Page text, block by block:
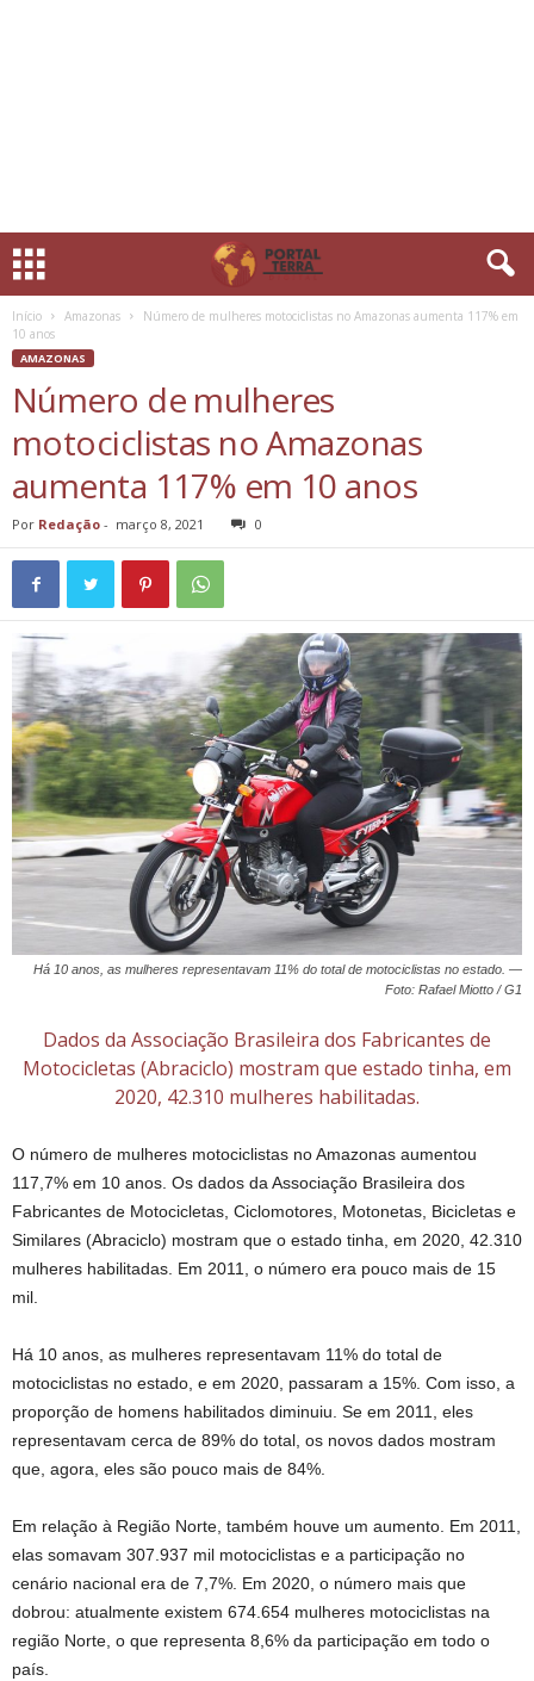
Início Amazonas
Número de mulheres motociclistas no Amazonas aumenta 117% em
10 anos
AMAZONAS
Número de mulheres
motociclistas no Amazonas
aumenta 117% em 10 anos
Por Redação - março 8, 2021 0
Há 10 anos, as mulheres representavam 11% do total de motociclistas no estado. —
Foto: Rafael Miotto / G1
Dados da Associação Brasileira dos Fabricantes de
Motocicletas (Abraciclo) mostram que estado tinha, em
2020, 42.310 mulheres habilitadas.
O número de mulheres motociclistas no Amazonas aumentou
117,7% em 10 anos. Os dados da Associação Brasileira dos
Fabricantes de Motocicletas, Ciclomotores, Motonetas, Bicicletas e
Similares (Abraciclo) mostram que o estado tinha, em 2020, 42.310
mulheres habilitadas. Em 2011, o número era pouco mais de 15
mil.
Há 10 anos, as mulheres representavam 11% do total de
motociclistas no estado, e em 2020, passaram a 15%. Com isso, a
proporção de homens habilitados diminuiu. Se em 2011, eles
representavam cerca de 89% do total, os novos dados mostram
que, agora, eles são pouco mais de 84%.
Em relação à Região Norte, também houve um aumento. Em 2011,
elas somavam 307.937 mil motociclistas e a participação no
cenário nacional era de 7,7%. Em 2020, o número mais que
dobrou: atualmente existem 674.654 mulheres motociclistas na
região Norte, o que representa 8,6% da participação em todo o
país.